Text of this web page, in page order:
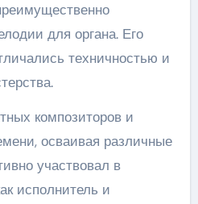
для органа. Его
техничностью и
композиторов и
осваивая различные
участвовал в
исполнитель и